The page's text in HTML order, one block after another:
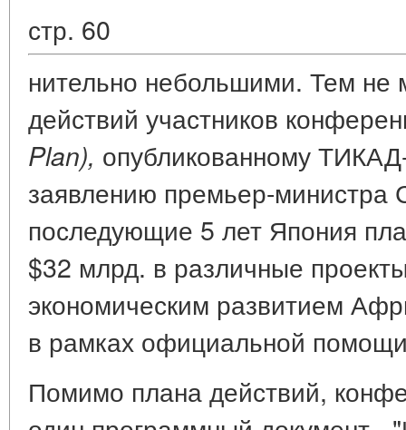
стр. 60
нительно небольшими. Тем не
действий участников
Plan), опубликованному
заявлению премьер-министра
последующие 5 лет Япония
$32 млрд. в различные
экономическим развитием
в рамках официальной
Помимо плана действий,